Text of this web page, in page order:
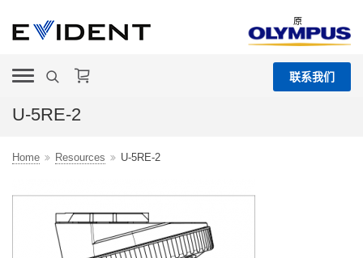
原
联系我们
U-5RE-2
Home Resources U-5RE-2